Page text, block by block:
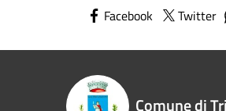
Facebook Twitter
Comune di